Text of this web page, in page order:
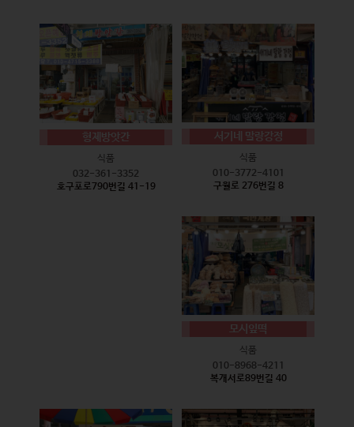
형제방앗간
식품
032-361-3352
호구포로790번길 41-19
서기네 말랑강정
식품
010-3772-4101
구월로 276번길 8
모시잎떡
식품
010-8968-4211
복개서로89번길 40